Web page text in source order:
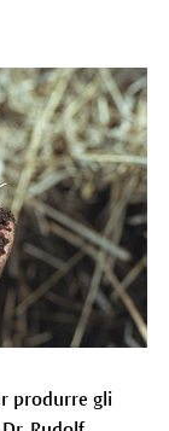
produrre gli